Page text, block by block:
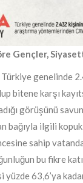
Gençler,
genelinde
bitene karşı
görüşünü
bağıyla ilgili
sahip
bu fikre
yüzde 63,6’ya